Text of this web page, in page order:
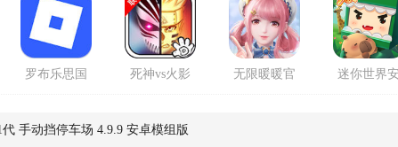
罗布乐思国
死神vs火影
无限暖暖官
迷你世界
手动挡停车场 4.9.9 安卓模组版